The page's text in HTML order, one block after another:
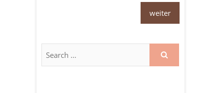
weiter